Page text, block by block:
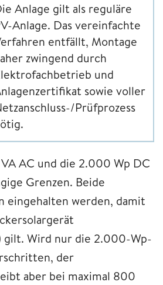
Anlage gilt als reguläre
Anlage. Das vereinfachte
entfällt, Montage
zwingend durch
und
sowie voller
Prüfprozess
AC und die 2.000 Wp DC
Grenzen. Beide
eingehalten werden, damit
gilt. Wird nur die 2.000-Wp-
der
aber bei maximal 800